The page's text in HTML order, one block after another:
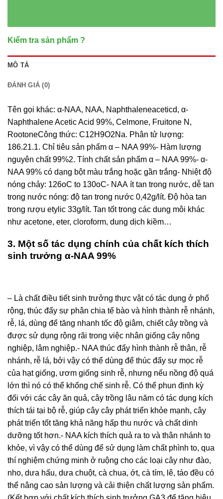
Kiểm tra sản phẩm ?
MÔ TẢ
ĐÁNH GIÁ (0)
Tên gọi khác: α-NAA, NAA, Naphthaleneaceticd, α-
Naphthalene Acetic Acid 99%, Celmone, Fruitone N,
RootoneCông thức: C12H9O2Na. Phân tử lượng:
186.21.1. Chỉ tiêu sản phẩm α – NAA 99%- Hàm lượng
nguyên chất 99%2. Tính chất sản phẩm α – NAA 99%- α-
NAA 99% có dạng bột màu trắng hoặc gần trắng- Nhiệt độ
nóng chảy: 126oC to 130oC- NAA ít tan trong nước, dễ tan
trong nước nóng: độ tan trong nước 0,42g/lít. Độ hòa tan
trong rượu etylic 33g/lít. Tan tốt trong các dung môi khác
như acetone, eter, cloroform, dung dịch kiềm…
3. Một số tác dụng chính của chất kích thích
sinh trưởng α-NAA 99%
– Là chất điều tiết sinh trưởng thực vật có tác dụng ở phổ
rộng, thúc đẩy sự phân chia tế bào và hình thành rễ nhánh,
rễ, lá, dùng để tăng nhanh tốc độ giâm, chiết cây trồng và
được sử dụng rộng rãi trong việc nhân giống cây nông
nghiệp, lâm nghiệp.- NAA thúc đẩy hình thành rễ thân, rễ
nhánh, rễ lá, bởi vậy có thể dùng để thúc đẩy sự mọc rễ
của hạt giống, ươm giống sinh rễ, nhưng nếu nồng độ quá
lớn thì nó có thể khống chế sinh rễ. Có thể phun định kỳ
đối với các cây ăn quả, cây trồng lâu năm có tác dụng kích
thích tái tại bộ rễ, giúp cây cây phát triển khỏe mạnh, cây
phát triển tốt tăng khả năng hấp thu nước và chất dinh
dưỡng tốt hơn.- NAA kích thích quả ra to và thân nhánh to
khỏe, vì vậy có thể dùng để sử dụng làm chất phình to, qua
thí nghiệm chứng minh ở ruộng cho các loại cây như đào,
nho, dưa hấu, dưa chuột, cà chua, ớt, cà tím, lê, táo đều có
thể nâng cao sản lượng và cải thiện chất lượng sản phẩm.